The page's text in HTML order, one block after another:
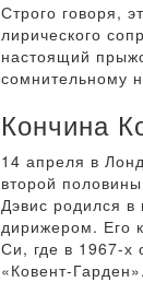
Строго говоря,
лирического
настоящий
сомнительному
Кончина
14 апреля в
второй
Дэвис родился в
дирижером. Его
Си, где в 1967-х
«Ковент-Гарден».